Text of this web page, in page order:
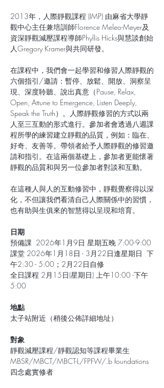
2013年，人際靜觀課程 (IMP) 由麻省大學靜
觀中心主任兼培訓師Florence Meleo-Meyer及
資深靜觀減壓課程導師Phyllis Hicks與慧談創始
人Gregory Kramer與共同研發。
在課程中，我們會一起學習和修習人際靜觀的
六個指引/邀請：暫停、放鬆、開放、洞察呈
現、深度聆聽、說出真意（Pause, Relax,
Open, Attune to Emergence, Listen Deeply,
Speak the Truth）。人際靜觀修習的方式以兩
人至三互動的形式進行。參加者會透過八週課
程所學的練習建立靜觀的品質，例如：臨在、
好奇、友善等。帶領者給予人際靜觀的修習邀
請和指引。在這兩個基礎上，參加者更能懷著
靜觀的品質和與另一位參加者對談和互動。
在這種人與人的互動修習中，靜觀覺察得以深
化，不但讓我們看清自己人際關係中的習慣，
也有助與生俱來的智慧得以呈現和培育。
日期
預備課  2026年1月9日 星期五晚 7:00-9:00
課堂 2026年1月18日 - 3月22日逢星期日  下
午2:30 - 5:00；2月22日自修
全日課程 2月15日(星期日) 上午10:00 -下午
5:00
地點
太子站附近（稍後公佈詳細地址）
對象
靜觀減壓課程/靜觀認知等課程畢業生
MBSR/MBCT/MBCT-L/FPFW/.b foundations
四念處實修者